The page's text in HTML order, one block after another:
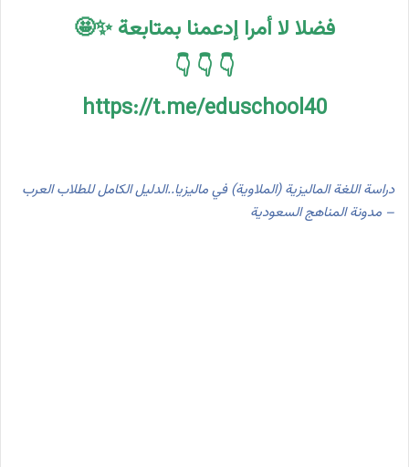
فضلا لا أمرا إدعمنا بمتابعة ✨🤩
👇 👇 👇
https://t.me/eduschool40
دراسة اللغة الماليزية (الملاوية) في ماليزيا..الدليل الكامل للطلاب العرب
– مدونة المناهج السعودية